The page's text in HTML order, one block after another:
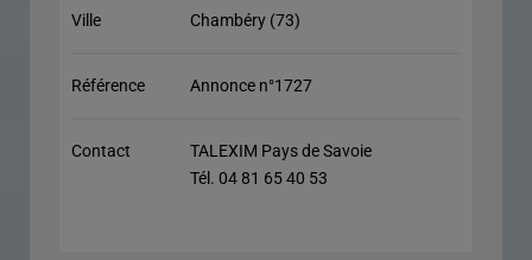
Ville Chambéry (73)
Référence Annonce n°1727
Contact
TALEXIM Pays de Savoie
Tél. 04 81 65 40 53